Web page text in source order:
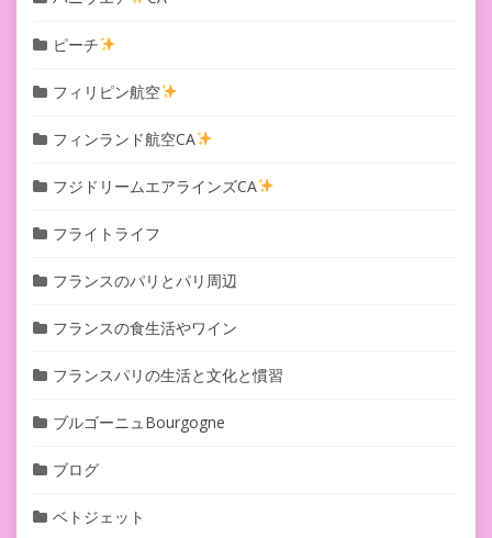
ピーチ
フィリピン航空
フィンランド航空CA
フジドリームエアラインズCA
フライトライフ
フランスのパリとパリ周辺
フランスの食生活やワイン
フランスパリの生活と文化と慣習
ブルゴーニュBourgogne
ブログ
ベトジェット